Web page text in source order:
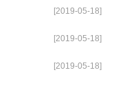
[2019-05-18]
[2019-05-18]
[2019-05-18]